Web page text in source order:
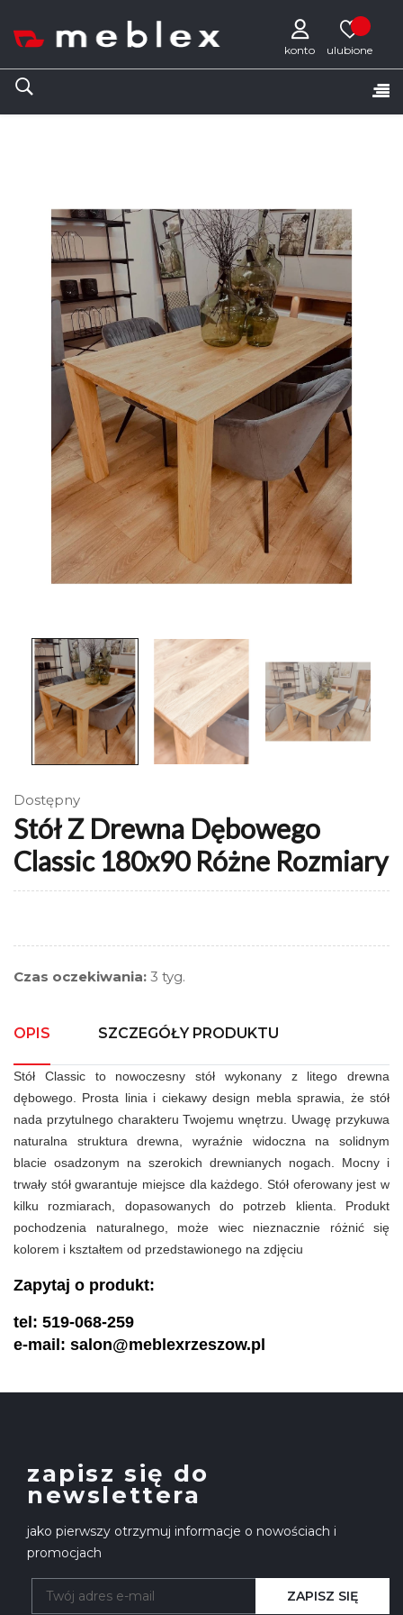
konto
☰
Dostępny
Stół Z Drewna Dębowego
Classic 180x90 Różne Rozmiary
Czas oczekiwania: 3 tyg.
OPIS SZCZEGÓŁY PRODUKTU
Stół Classic to nowoczesny stół wykonany z litego drewna
dębowego. Prosta linia i ciekawy design mebla sprawia, że stół
nada przytulnego charakteru Twojemu wnętrzu. Uwagę przykuwa
naturalna struktura drewna, wyraźnie widoczna na solidnym
blacie osadzonym na szerokich drewnianych nogach. Mocny i
trwały stół gwarantuje miejsce dla każdego. Stół oferowany jest w
kilku rozmiarach, dopasowanych do potrzeb klienta. Produkt
pochodzenia naturalnego, może wiec nieznacznie różnić się
kolorem i kształtem od przedstawionego na zdjęciu
Zapytaj o produkt:
tel: 519-068-259
e-mail: salon@meblexrzeszow.pl
zapisz się do
newslettera
jako pierwszy otrzymuj informacje o nowościach i
promocjach
ZAPISZ SIĘ